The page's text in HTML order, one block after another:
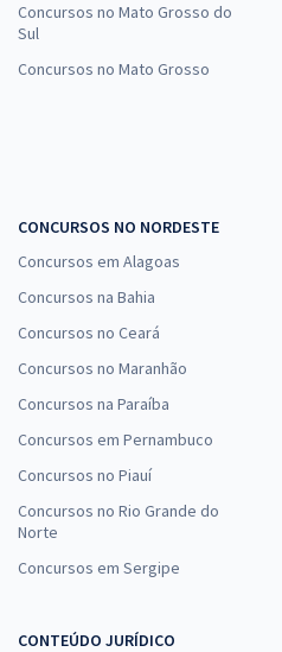
Concursos no Mato Grosso do
Sul
Concursos no Mato Grosso
CONCURSOS NO NORDESTE
Concursos em Alagoas
Concursos na Bahia
Concursos no Ceará
Concursos no Maranhão
Concursos na Paraíba
Concursos em Pernambuco
Concursos no Piauí
Concursos no Rio Grande do
Norte
Concursos em Sergipe
CONTEÚDO JURÍDICO